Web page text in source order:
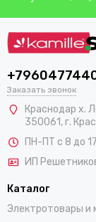
Заказать звонок
Краснодар х.
350061, г.
ПН-ПТ с 8 до
ИП
Каталог
Электротовары и